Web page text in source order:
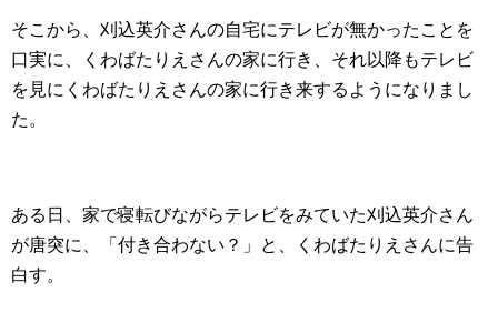
そこから、刈込英介さんの自宅にテレビが無かったことを
口実に、くわばたりえさんの家に行き、それ以降もテレビ
を見にくわばたりえさんの家に行き来するようになりまし
た。
ある日、家で寝転びながらテレビをみていた刈込英介さん
が唐突に、「付き合わない？」と、くわばたりえさんに告
白す。